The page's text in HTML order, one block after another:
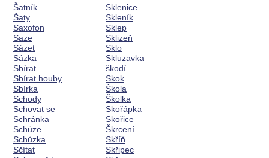
Šatník
Šaty
Saxofon
Saze
Sázet
Sázka
Sbírat
Sbírat houby
Sbírka
Schody
Schovat se
Schránka
Schůze
Schůzka
Sčítat
Sklenice
Skleník
Sklep
Sklizeň
Sklo
Skluzavka
škodí
Skok
Škola
Školka
Skořápka
Skořice
Škrcení
Skříň
Skřipec